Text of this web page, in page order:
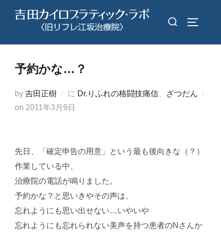
検
対
予約かな…？
by 吉田正樹 に Dr.りふれの格闘技痛信、
ざつだん
on 投
2011年3月9日
先日、「確定申告の用意」という最も後向きな（？）
作業している中、
治療院の電話が鳴りました。
予約かな？と思いきやその声は、
忘れようにも思い出せない…いやいや
忘れようにも忘れられない美声を持つ患者のNさんか